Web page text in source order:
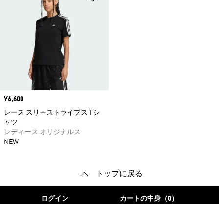
価格
¥6,600
レース スリーストライプス Tシ
ャツ
レディース オリジナルス
NEW
トップに戻る
ログイン カートの中身（0）